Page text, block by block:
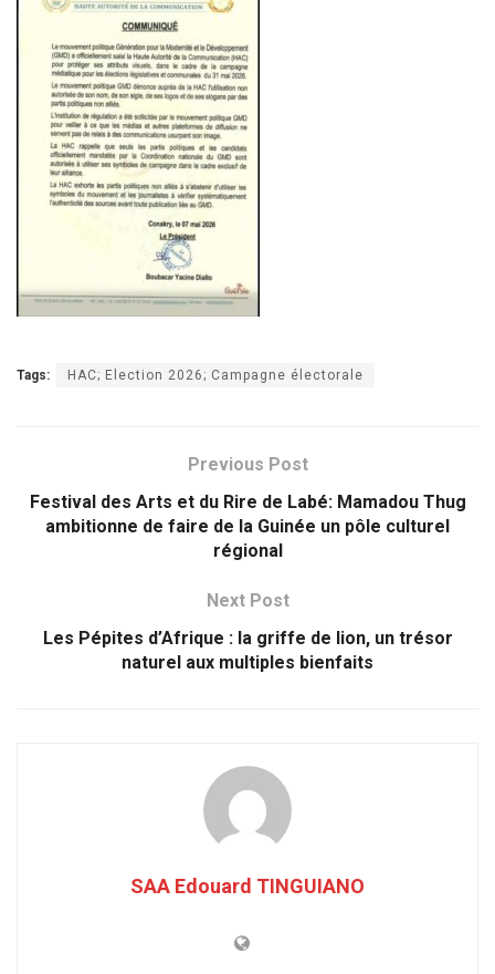
Tags: HAC; Election 2026; Campagne électorale
Previous Post
Festival des Arts et du Rire de Labé: Mamadou Thug
ambitionne de faire de la Guinée un pôle culturel
régional
Next Post
Les Pépites d’Afrique : la griffe de lion, un trésor
naturel aux multiples bienfaits
SAA Edouard TINGUIANO